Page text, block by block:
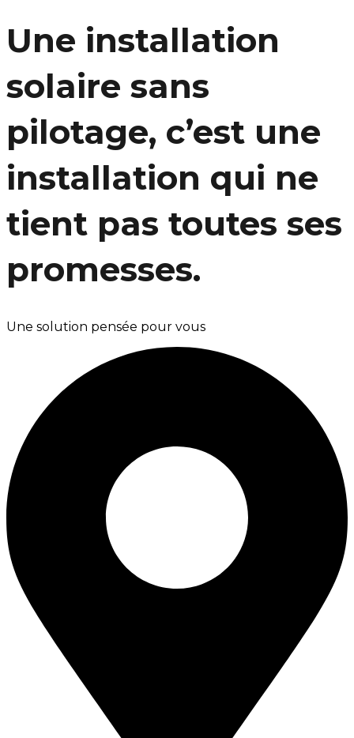
Une installation
solaire sans
pilotage, c’est une
installation qui ne
tient pas toutes ses
promesses.
Une solution pensée pour vous